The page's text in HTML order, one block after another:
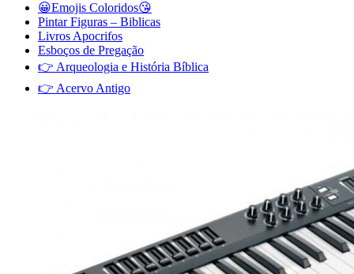
😀Emojis Coloridos😘
Pintar Figuras – Biblicas
Livros Apocrifos
Esboços de Pregação
👉 Arqueologia e História Bíblica
👉 Acervo Antigo